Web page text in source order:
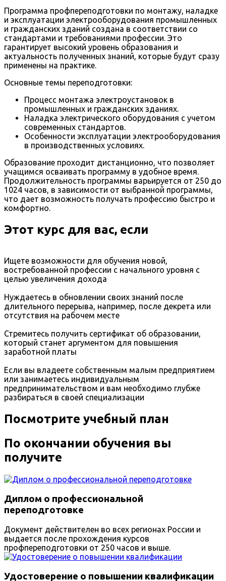
Программа профпереподготовки по монтажу, наладке
и эксплуатации электрооборудования промышленных
и гражданских зданий создана в соответствии со
стандартами и требованиями профессии. Это
гарантирует высокий уровень образования и
актуальность полученных знаний, которые будут сразу
применены на практике.
Основные темы переподготовки:
Процесс монтажа электроустановок в
промышленных и гражданских зданиях.
Наладка электрического оборудования с учетом
современных стандартов.
Особенности эксплуатации электрооборудования
в производственных условиях.
Образование проходит дистанционно, что позволяет
учащимся осваивать программу в удобное время.
Продолжительность программы варьируется от 250 до
1024 часов, в зависимости от выбранной программы,
что дает возможность получать профессию быстро и
комфортно.
Этот курс для вас, если
Ищете возможности для обучения новой,
востребованной профессии с начального уровня с
целью увеличения дохода
Нуждаетесь в обновлении своих знаний после
длительного перерыва, например, после декрета или
отсутствия на рабочем месте
Стремитесь получить сертификат об образовании,
который станет аргументом для повышения
заработной платы
Если вы владеете собственным малым предприятием
или занимаетесь индивидуальным
предпринимательством и вам необходимо глубже
разбираться в своей специализации
Посмотрите учебный план
По окончании обучения вы
получите
Диплом о профессиональной
переподготовке
Документ действителен во всех регионах России и
выдается после прохождения курсов
профпереподготовки от 250 часов и выше.
Удостоверение о повышении квалификации